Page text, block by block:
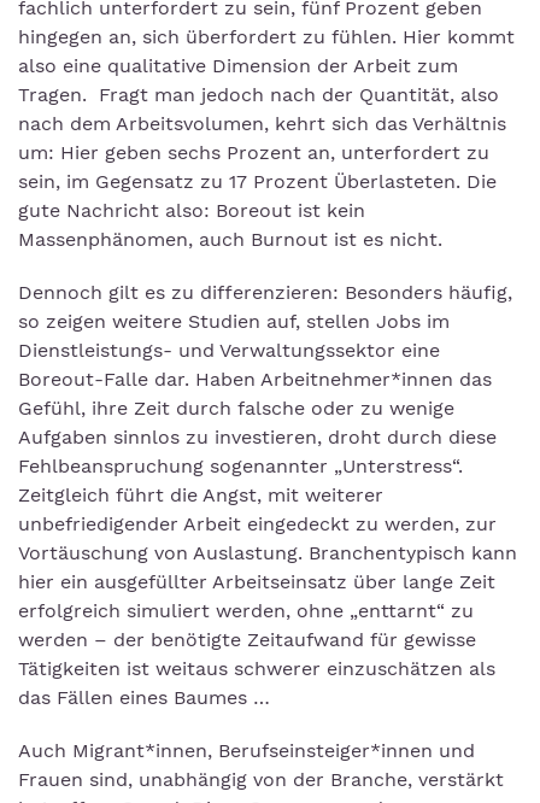
fachlich unterfordert zu sein, fünf Prozent geben
hingegen an, sich überfordert zu fühlen. Hier kommt
also eine qualitative Dimension der Arbeit zum
Tragen. Fragt man jedoch nach der Quantität, also
nach dem Arbeitsvolumen, kehrt sich das Verhältnis
um: Hier geben sechs Prozent an, unterfordert zu
sein, im Gegensatz zu 17 Prozent Überlasteten. Die
gute Nachricht also: Boreout ist kein
Massenphänomen, auch Burnout ist es nicht.
Dennoch gilt es zu differenzieren: Besonders häufig,
so zeigen weitere Studien auf, stellen Jobs im
Dienstleistungs- und Verwaltungssektor eine
Boreout-Falle dar. Haben Arbeitnehmer*innen das
Gefühl, ihre Zeit durch falsche oder zu wenige
Aufgaben sinnlos zu investieren, droht durch diese
Fehlbeanspruchung sogenannter „Unterstress“.
Zeitgleich führt die Angst, mit weiterer
unbefriedigender Arbeit eingedeckt zu werden, zur
Vortäuschung von Auslastung. Branchentypisch kann
hier ein ausgefüllter Arbeitseinsatz über lange Zeit
erfolgreich simuliert werden, ohne „enttarnt“ zu
werden – der benötigte Zeitaufwand für gewisse
Tätigkeiten ist weitaus schwerer einzuschätzen als
das Fällen eines Baumes …
Auch Migrant*innen, Berufseinsteiger*innen und
Frauen sind, unabhängig von der Branche, verstärkt